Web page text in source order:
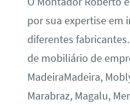
por sua expertise em
diferentes
de mobiliário de
MadeiraMadeira,
Marabraz, Magalu,